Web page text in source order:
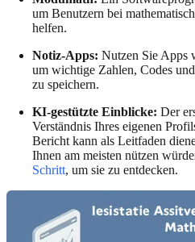
um Benutzern bei
helfen.
Notiz-Apps: Nutzen Sie Apps
um wichtige Zahlen, Codes
zu speichern.
KI-gestützte Einblicke: Der
Verständnis Ihres eigenen
Bericht kann als Leitfaden
Ihnen am meisten nützen
Schritt, um sie zu entdecken.